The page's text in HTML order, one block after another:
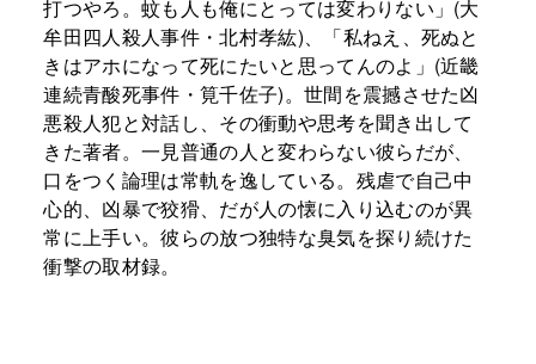
打つやろ。蚊も人も俺にとっては変わりない」(大
牟田四人殺人事件・北村孝紘)、「私ねえ、死ぬと
きはアホになって死にたいと思ってんのよ」(近畿
連続青酸死事件・筧千佐子)。世間を震撼させた凶
悪殺人犯と対話し、その衝動や思考を聞き出して
きた著者。一見普通の人と変わらない彼らだが、
口をつく論理は常軌を逸している。残虐で自己中
心的、凶暴で狡猾、だが人の懐に入り込むのが異
常に上手い。彼らの放つ独特な臭気を探り続けた
衝撃の取材録。